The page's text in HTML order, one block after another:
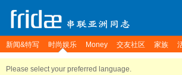
新闻&特写 时尚娱乐 Money 交友社区 家族
Please select your preferred language.